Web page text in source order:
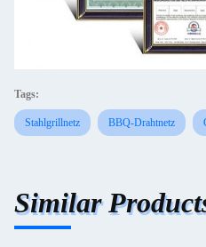
Tags:
Stahlgrillnetz BBQ-Drahtnetz
Similar